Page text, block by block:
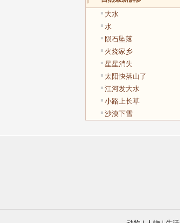
大水
水
陨石坠落
火烧家乡
星星消失
太阳快落山了
江河发大水
小路上长草
沙漠下雪